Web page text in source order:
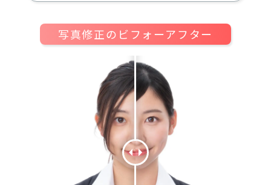
写真修正のビフォーアフター